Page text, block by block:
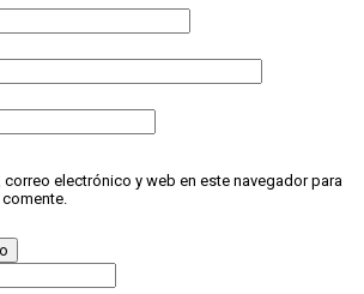
correo electrónico y web en este navegador para